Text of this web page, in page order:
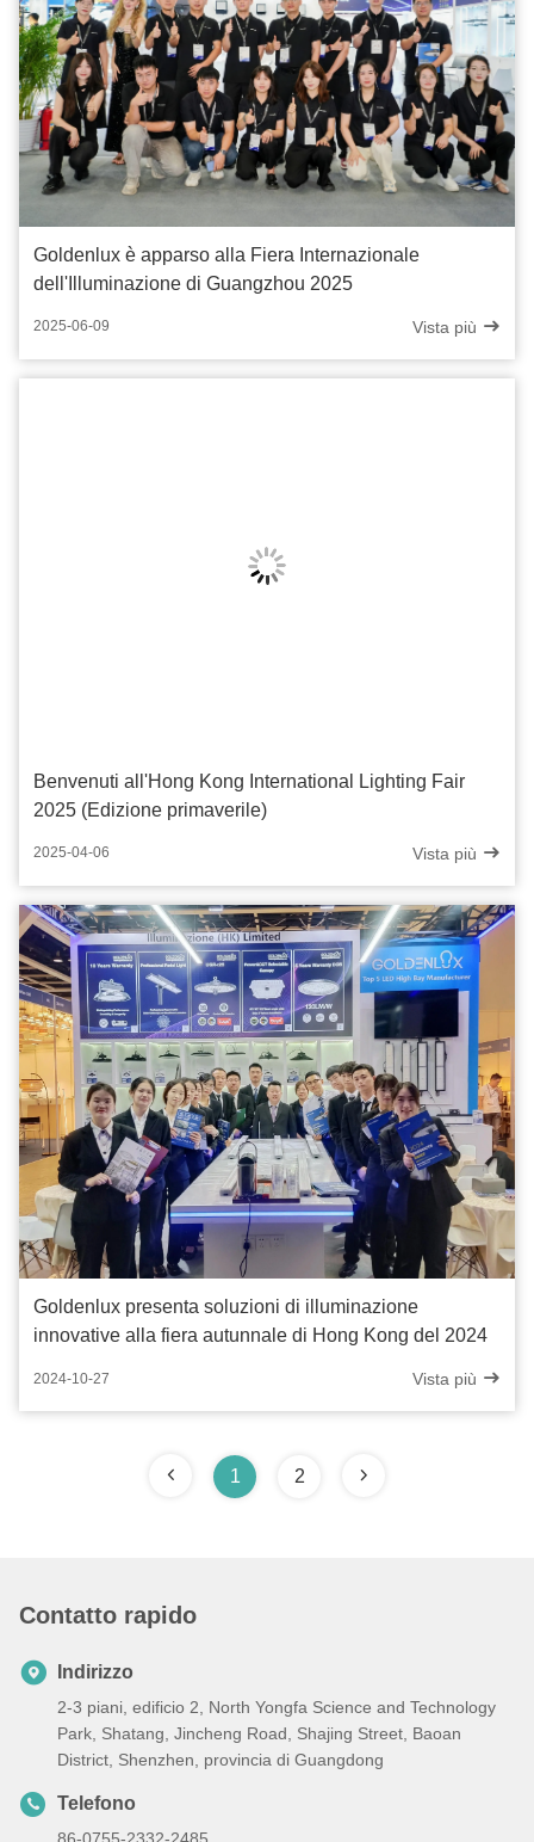
Goldenlux è apparso alla Fiera Internazionale
dell'Illuminazione di Guangzhou 2025
2025-06-09 Vista più
Benvenuti all'Hong Kong International Lighting Fair
2025 (Edizione primaverile)
2025-04-06 Vista più
Goldenlux presenta soluzioni di illuminazione
innovative alla fiera autunnale di Hong Kong del 2024
2024-10-27 Vista più
1 2
Contatto rapido
Indirizzo
2-3 piani, edificio 2, North Yongfa Science and Technology
Park, Shatang, Jincheng Road, Shajing Street, Baoan
District, Shenzhen, provincia di Guangdong
Telefono